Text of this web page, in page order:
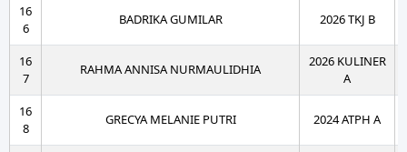
16
6
BADRIKA GUMILAR 2026 TKJ B
16
7
RAHMA ANNISA NURMAULIDHIA
2026 KULINER
A
16
8
GRECYA MELANIE PUTRI 2024 ATPH A